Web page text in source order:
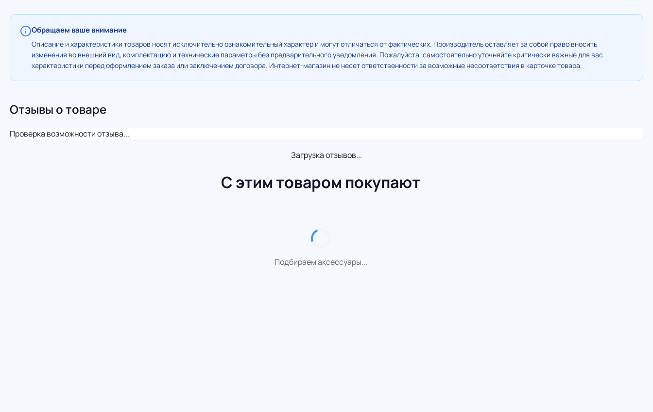
Обращаем ваше внимание
Описание и характеристики товаров носят исключительно ознакомительный характер и могут отличаться от фактических. Производитель оставляет за собой право вносить
изменения во внешний вид, комплектацию и технические параметры без предварительного уведомления. Пожалуйста, самостоятельно уточняйте критически важные для вас
характеристики перед оформлением заказа или заключением договора. Интернет-магазин не несет ответственности за возможные несоответствия в карточке товара.
Отзывы о товаре
Проверка возможности отзыва...
Загрузка отзывов...
С этим товаром покупают
Подбираем аксессуары...